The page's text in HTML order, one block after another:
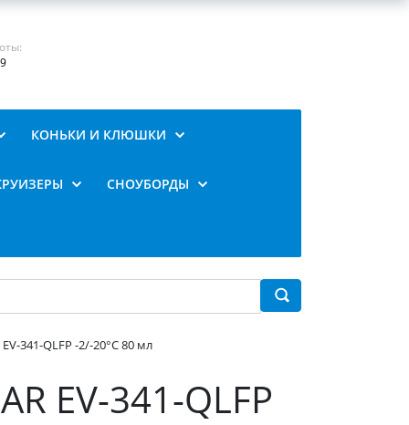
КОНЬКИ И КЛЮШКИ
СНОУБОРДЫ
341-QLFP -2/-20°C 80 мл
EV-341-QLFP